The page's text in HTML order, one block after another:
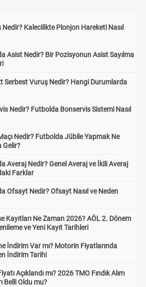
Nedir? Kalecilikte Plonjon Hareketi Nasıl
Asist Nedir? Bir Pozisyonun Asist Sayılma
Serbest Vuruş Nedir? Hangi Durumlarda
Nedir? Futbolda Bonservis Sistemi Nasıl
Nedir? Futbolda Jübile Yapmak Ne
Gelir?
Averaj Nedir? Genel Averaj ve İkili Averaj
Farklar
Ofsayt Nedir? Ofsayt Nasıl ve Neden
Kayıtları Ne Zaman 2026? AÖL 2. Dönem
ve Yeni Kayıt Tarihleri
İndirim Var mı? Motorin Fiyatlarında
İndirim Tarihi
Açıklandı mı? 2026 TMO Fındık Alım
Belli Oldu mu?